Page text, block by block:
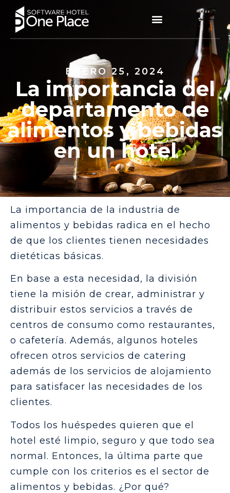
ENERO 25, 2024
La importancia del
departamento de
alimentos y bebidas
en un hotel
La importancia de la industria de
alimentos y bebidas radica en el hecho
de que los clientes tienen necesidades
dietéticas básicas.
En base a esta necesidad, la división
tiene la misión de crear, administrar y
distribuir estos servicios a través de
centros de consumo como restaurantes,
o cafetería. Además, algunos hoteles
ofrecen otros servicios de catering
además de los servicios de alojamiento
para satisfacer las necesidades de los
clientes.
Todos los huéspedes quieren que el
hotel esté limpio, seguro y que todo sea
normal. Entonces, la última parte que
cumple con los criterios es el sector de
alimentos y bebidas. ¿Por qué?